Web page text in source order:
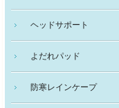
ヘッドサポート
よだれパッド
防寒レインケープ